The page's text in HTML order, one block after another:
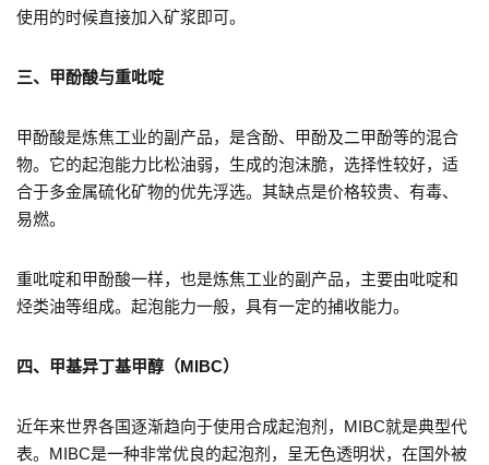
使用的时候直接加入矿浆即可。
三、甲酚酸与重吡啶
甲酚酸是炼焦工业的副产品，是含酚、甲酚及二甲酚等的混合
物。它的起泡能力比松油弱，生成的泡沫脆，选择性较好，适
合于多金属硫化矿物的优先浮选。其缺点是价格较贵、有毒、
易燃。
重吡啶和甲酚酸一样，也是炼焦工业的副产品，主要由吡啶和
烃类油等组成。起泡能力一般，具有一定的捕收能力。
四、甲基异丁基甲醇（MIBC）
近年来世界各国逐渐趋向于使用合成起泡剂，MIBC就是典型代
表。MIBC是一种非常优良的起泡剂，呈无色透明状，在国外被